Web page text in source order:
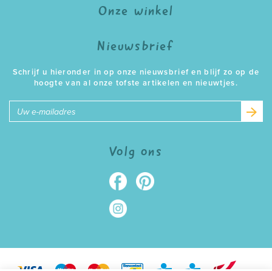
Onze winkel
Nieuwsbrief
Schrijf u hieronder in op onze nieuwsbrief en blijf zo op de
hoogte van al onze tofste artikelen en nieuwtjes.
Volg ons